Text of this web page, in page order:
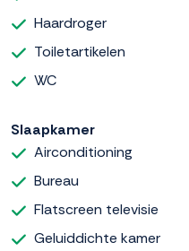
Haardroger
Toiletartikelen
WC
Slaapkamer
Airconditioning
Bureau
Flatscreen televisie
Geluiddichte kamer